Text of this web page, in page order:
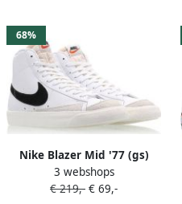
68%
Nike Blazer Mid '77 (gs)
Basketball Schoenen white
black total orange maat: 40
3 webshops
€ 219,- € 69,-